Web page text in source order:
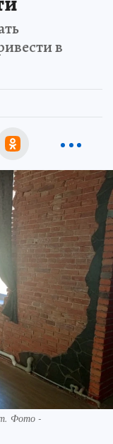
в
Фото -